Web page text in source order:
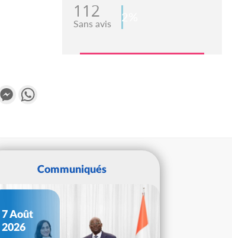
Gmail Messenger
112
Sans avis 2%
Communiqués
7 Août
2026